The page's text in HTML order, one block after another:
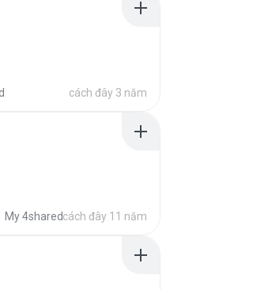
cách đây 3 năm
My 4sharedcách đây 11 năm